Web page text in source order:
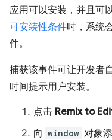
应用可以安装，并且可
可安装性条件时，系统
件。
捕获该事件可让开发者
时间提示用户安装。
点击 Remix to
向 window 对象